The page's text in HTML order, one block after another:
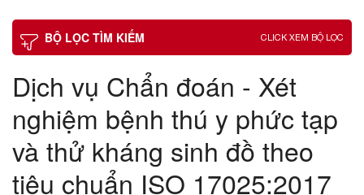
BỘ LỌC TÌM KIẾM CLICK XEM BỘ LỌC
Dịch vụ Chẩn đoán - Xét
nghiệm bệnh thú y phức tạp
và thử kháng sinh đồ theo
tiêu chuẩn ISO 17025:2017